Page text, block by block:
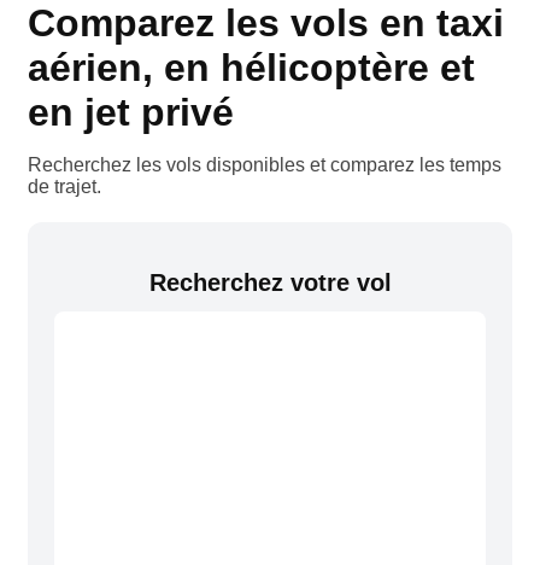
Comparez les vols en taxi
aérien, en hélicoptère et
en jet privé
Recherchez les vols disponibles et comparez les temps
de trajet.
Recherchez votre vol